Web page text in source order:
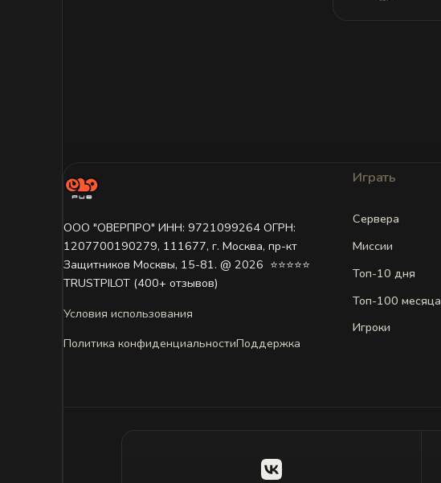
ООО "ОВЕРПРО" ИНН: 9721099264 ОГРН:
1207700190279, 111677, г. Москва, пр-кт
Защитников Москвы, 15-81. @ 2026 ㅤ ⭐⭐⭐⭐⭐
TRUSTPILOT (400+ отзывов)
Условия использования
Политика конфиденциальностиПоддержка
Играть
Сервера
Миссии
Топ-10 дня
Топ-100 месяца
Игроки